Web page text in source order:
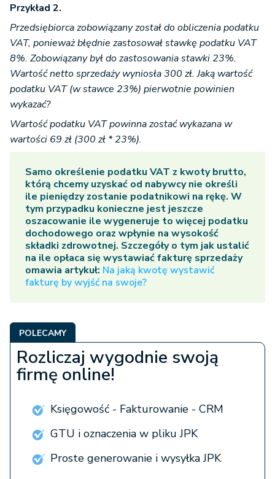
Przykład 2.
Przedsiębiorca zobowiązany został do obliczenia podatku
VAT, ponieważ błędnie zastosował stawkę podatku VAT
8%. Zobowiązany był do zastosowania stawki 23%.
Wartość netto sprzedaży wyniosła 300 zł. Jaką wartość
podatku VAT (w stawce 23%) pierwotnie powinien
wykazać?
Wartość podatku VAT powinna zostać wykazana w
wartości 69 zł (300 zł * 23%).
Samo określenie podatku VAT z kwoty brutto,
którą chcemy uzyskać od nabywcy nie określi
ile pieniędzy zostanie podatnikowi na rękę. W
tym przypadku konieczne jest jeszcze
oszacowanie ile wygeneruje to więcej podatku
dochodowego oraz wpłynie na wysokość
składki zdrowotnej. Szczegóły o tym jak ustalić
na ile opłaca się wystawiać fakturę sprzedaży
omawia artykuł: Na jaką kwotę wystawić
fakturę by wyjść na swoje?
POLECAMY
Rozliczaj wygodnie swoją
firmę online!
Księgowość - Fakturowanie - CRM
GTU i oznaczenia w pliku JPK
Proste generowanie i wysyłka JPK